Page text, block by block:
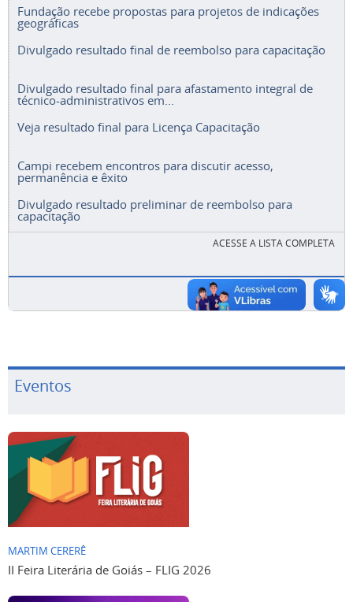
Fundação recebe propostas para projetos de indicações
geográficas
Divulgado resultado final de reembolso para capacitação
Divulgado resultado final para afastamento integral de
técnico-administrativos em...
Veja resultado final para Licença Capacitação
Campi recebem encontros para discutir acesso,
permanência e êxito
Divulgado resultado preliminar de reembolso para
capacitação
ACESSE A LISTA COMPLETA
Eventos
MARTIM CERERÊ
II Feira Literária de Goiás – FLIG 2026